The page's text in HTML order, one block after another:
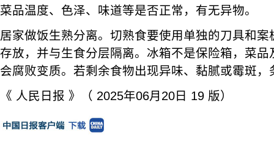
菜品温度、色泽、味道等是否正常，有无异物。
居家做饭生熟分离。切熟食要使用单独的刀具和
存放，并与生食分层隔离。冰箱不是保险箱，菜
会腐败变质。若剩余食物出现异味、黏腻或霉斑，
《 人民日报 》（ 2025年06月20日 19 版）